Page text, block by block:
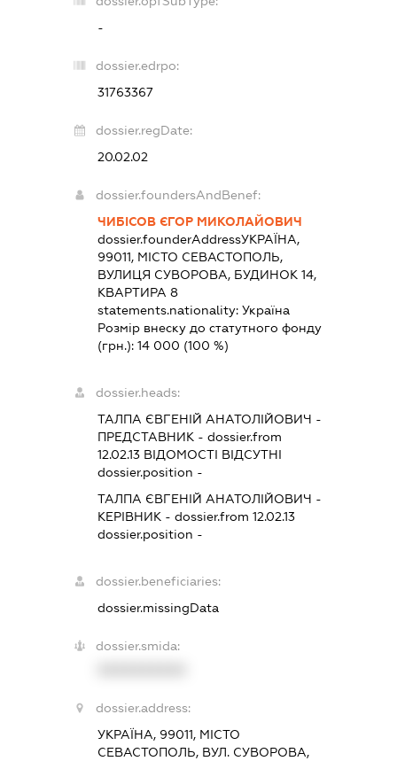
-
dossier.edrpo:
31763367
dossier.regDate:
20.02.02
dossier.foundersAndBenef:
ЧИБІСОВ ЄГОР МИКОЛАЙОВИЧ
dossier.founderAddressУКРАЇНА,
99011, МІСТО СЕВАСТОПОЛЬ,
ВУЛИЦЯ СУВОРОВА, БУДИНОК 14,
КВАРТИРА 8
statements.nationality:Україна
Розмір внеску до статутного фонду
(грн.):14 000 (100 %)
dossier.heads:
ТАЛПА ЄВГЕНІЙ АНАТОЛІЙОВИЧ -
ПРЕДСТАВНИК - dossier.from
12.02.13 ВІДОМОСТІ ВІДСУТНІ
dossier.position -
ТАЛПА ЄВГЕНІЙ АНАТОЛІЙОВИЧ -
КЕРІВНИК - dossier.from 12.02.13
dossier.position -
dossier.beneficiaries:
dossier.missingData
dossier.smida:
dossier.address:
УКРАЇНА, 99011, МІСТО
СЕВАСТОПОЛЬ, ВУЛ. СУВОРОВА,